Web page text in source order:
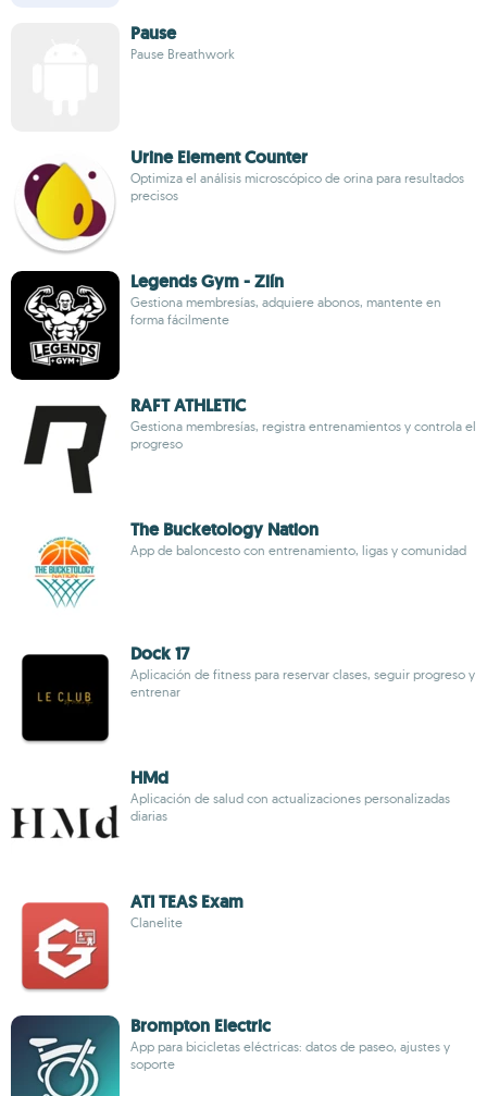
Pause
Pause Breathwork
Urine Element Counter
Optimiza el análisis microscópico de orina para resultados
precisos
Legends Gym - Zlín
Gestiona membresías, adquiere abonos, mantente en
forma fácilmente
RAFT ATHLETIC
Gestiona membresías, registra entrenamientos y controla el
progreso
The Bucketology Nation
App de baloncesto con entrenamiento, ligas y comunidad
Dock 17
Aplicación de fitness para reservar clases, seguir progreso y
entrenar
HMd
Aplicación de salud con actualizaciones personalizadas
diarias
ATI TEAS Exam
Clanelite
Brompton Electric
App para bicicletas eléctricas: datos de paseo, ajustes y
soporte